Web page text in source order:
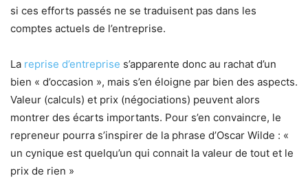
si ces efforts passés ne se traduisent pas dans les
comptes actuels de l’entreprise.
La reprise d’entreprise s’apparente donc au rachat d’un
bien « d’occasion », mais s’en éloigne par bien des aspects.
Valeur (calculs) et prix (négociations) peuvent alors
montrer des écarts importants. Pour s’en convaincre, le
repreneur pourra s’inspirer de la phrase d’Oscar Wilde : «
un cynique est quelqu’un qui connait la valeur de tout et le
prix de rien »